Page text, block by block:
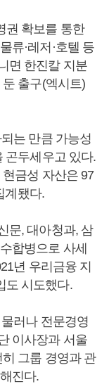
권 확보를 통한
류·레저·호텔 등
면 한진칼 지분
출구(엑시트)
는 만큼 가능성
곤두세우고 있다.
금성 자산은 97
계됐다.
문, 대아청과, 삼
합병으로 사세
년 우리금융 지
도 시도했다.
러나 전문경영
이사장과 서울
그룹 경영과 관
진다.